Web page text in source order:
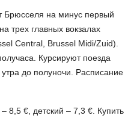
Брюсселя на минус первый
трех главных вокзалах
Central, Brussel Midi/Zuid).
Курсируют поезда
до полуночи. Расписание
8,5 €, детский – 7,3 €. Купить